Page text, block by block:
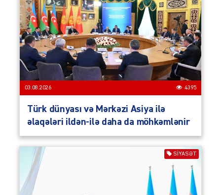
03.08.2026 4395
Türk dünyası və Mərkəzi Asiya ilə
əlaqələri ildən-ilə daha da möhkəmlənir
SIYASƏT